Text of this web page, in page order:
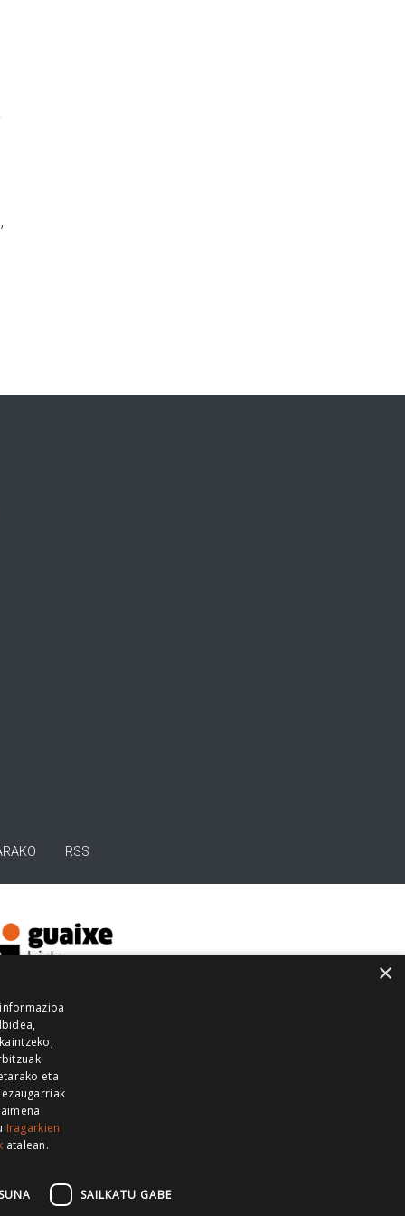
RSS
GUKA
GUKA ZUMAIA GUKA
×
eta
Iragarkien
atalean.
SAILKATU GABE